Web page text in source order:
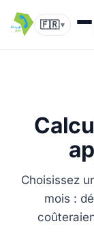
🇫🇷▾
Choisissez
mois :